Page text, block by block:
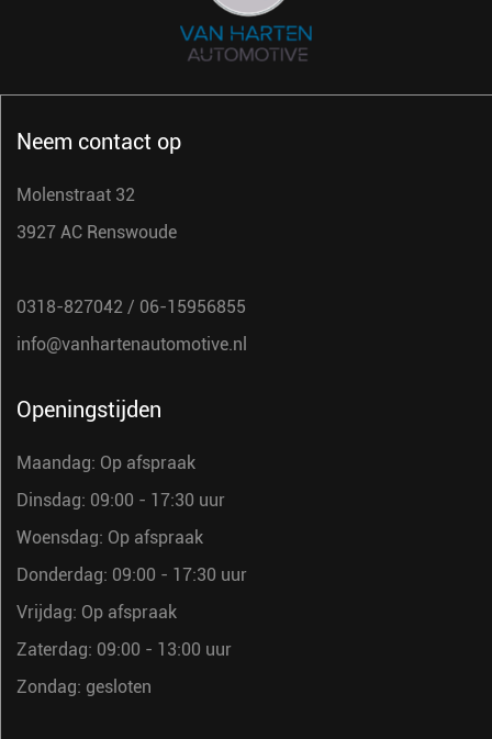
Neem contact op
Molenstraat 32
3927 AC Renswoude
0318-827042 / 06-15956855
info@vanhartenautomotive.nl
Openingstijden
Maandag: Op afspraak
Dinsdag: 09:00 - 17:30 uur
Woensdag: Op afspraak
Donderdag: 09:00 - 17:30 uur
Vrijdag: Op afspraak
Zaterdag: 09:00 - 13:00 uur
Zondag: gesloten